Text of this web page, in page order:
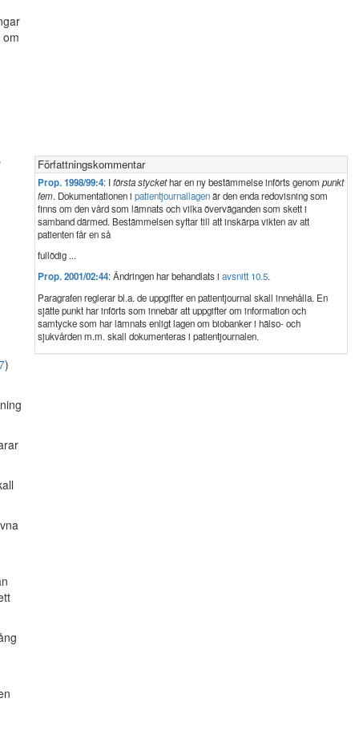
)
Författningskommentar
Prop. 1998/99:4: Iförsta styckethar en ny bestämmelse införts genompunkt
fem. Dokumentationen ipatientjournallagenär den enda redovisning som
finns om den vård som lämnats och vilka överväganden som skett i
samband därmed. Bestämmelsen syftar till att inskärpa vikten av att
patienten får en så
fullödig ...
Prop. 2001/02:44: Ändringen har behandlats iavsnitt 10.5.
Paragrafen reglerar bl.a. de uppgifter en patientjournal skall innehålla. En
sjätte punkt har införts som innebär att uppgifter om information och
samtycke som har lämnats enligt lagen om biobanker i hälso- och
sjukvården m.m. skall dokumenteras i patientjournalen.